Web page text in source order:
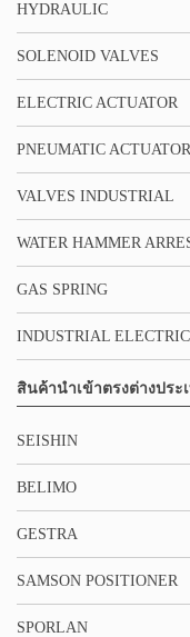
HYDRAULIC
SOLENOID VALVES
ELECTRIC ACTUATOR
PNEUMATIC ACTUATOR
VALVES INDUSTRIAL
WATER HAMMER
GAS SPRING
INDUSTRIAL
สินค้านำเข้าตรงต่างประ
SEISHIN
BELIMO
GESTRA
SAMSON POSITIONER
SPORLAN